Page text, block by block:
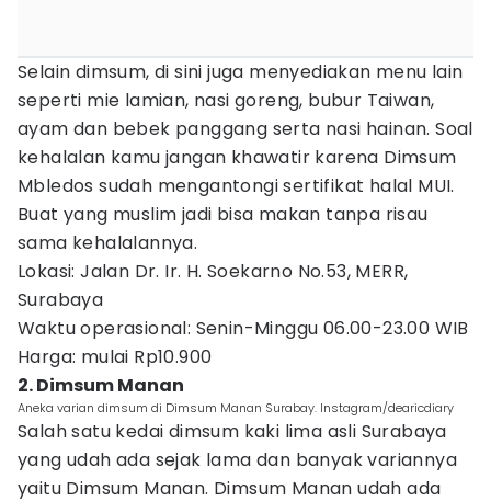
Selain dimsum, di sini juga menyediakan menu lain
seperti mie lamian, nasi goreng, bubur Taiwan,
ayam dan bebek panggang serta nasi hainan. Soal
kehalalan kamu jangan khawatir karena Dimsum
Mbledos sudah mengantongi sertifikat halal MUI.
Buat yang muslim jadi bisa makan tanpa risau
sama kehalalannya.
Lokasi: Jalan Dr. Ir. H. Soekarno No.53, MERR,
Surabaya
Waktu operasional: Senin-Minggu 06.00-23.00 WIB
Harga: mulai Rp10.900
2. Dimsum Manan
Aneka varian dimsum di Dimsum Manan Surabay. Instagram/dearicdiary
Salah satu kedai dimsum kaki lima asli Surabaya
yang udah ada sejak lama dan banyak variannya
yaitu Dimsum Manan. Dimsum Manan udah ada